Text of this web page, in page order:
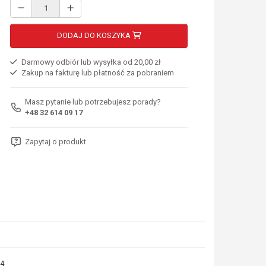
DODAJ DO KOSZYKA
Darmowy odbiór lub wysyłka od 20,00 zł
Zakup na fakturę lub płatność za pobraniem
Masz pytanie lub potrzebujesz porady?
+48 32 614 09 17
Zapytaj o produkt